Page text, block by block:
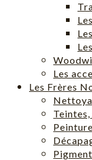
Les
Les Frères